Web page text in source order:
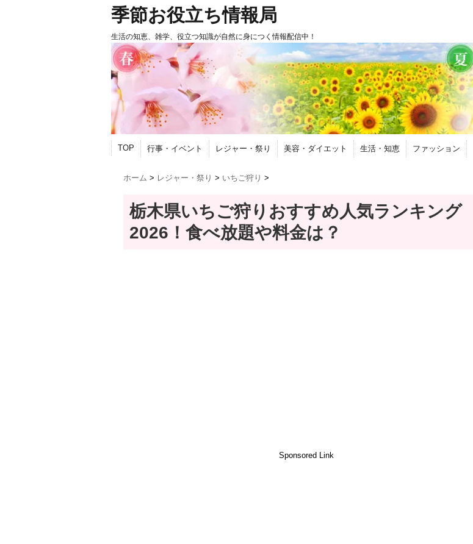
季節お役立ち情報局
生活の知恵、雑学、役立つ知識が自然に身につく情報配信中！
TOP 行事・イベント レジャー・祭り 美容・ダイエット 生活・知恵 ファッション
ホーム > レジャー・祭り > いちご狩り >
栃木県いちご狩りおすすめ人気ランキング
2026！食べ放題や料金は？
Sponsored Link